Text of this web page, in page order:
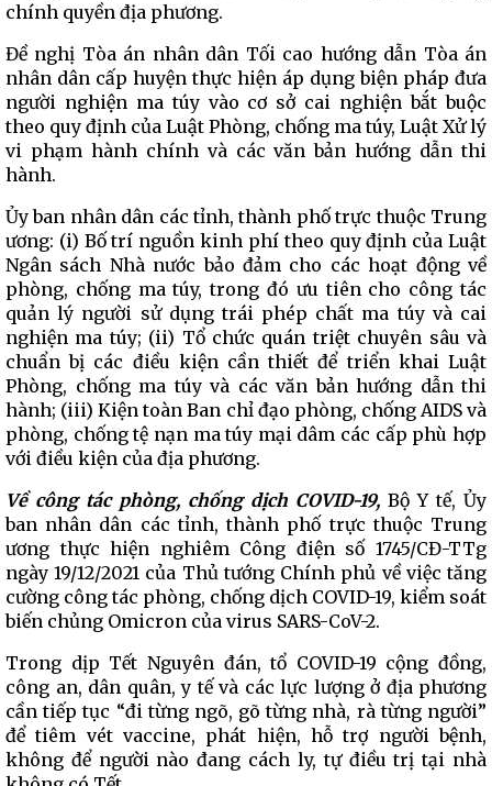
chính quyền địa phương.
Đề nghị Tòa án nhân dân Tối cao hướng dẫn Tòa án
nhân dân cấp huyện thực hiện áp dụng biện pháp đưa
người nghiện ma túy vào cơ sở cai nghiện bắt buộc
theo quy định của Luật Phòng, chống ma túy, Luật Xử lý
vi phạm hành chính và các văn bản hướng dẫn thi
hành.
Ủy ban nhân dân các tỉnh, thành phố trực thuộc Trung
ương: (i) Bố trí nguồn kinh phí theo quy định của Luật
Ngân sách Nhà nước bảo đảm cho các hoạt động về
phòng, chống ma túy, trong đó ưu tiên cho công tác
quản lý người sử dụng trái phép chất ma túy và cai
nghiện ma túy; (ii) Tổ chức quán triệt chuyên sâu và
chuẩn bị các điều kiện cần thiết để triển khai Luật
Phòng, chống ma túy và các văn bản hướng dẫn thi
hành; (iii) Kiện toàn Ban chỉ đạo phòng, chống AIDS và
phòng, chống tệ nạn ma túy mại dâm các cấp phù hợp
với điều kiện của địa phương.
Về công tác phòng, chống dịch COVID-19, Bộ Y tế, Ủy
ban nhân dân các tỉnh, thành phố trực thuộc Trung
ương thực hiện nghiêm Công điện số 1745/CĐ-TTg
ngày 19/12/2021 của Thủ tướng Chính phủ về việc tăng
cường công tác phòng, chống dịch COVID-19, kiểm soát
biến chủng Omicron của virus SARS-CoV-2.
Trong dịp Tết Nguyên đán, tổ COVID-19 cộng đồng,
công an, dân quân, y tế và các lực lượng ở địa phương
cần tiếp tục “đi từng ngõ, gõ từng nhà, rà từng người”
để tiêm vét vaccine, phát hiện, hỗ trợ người bệnh,
không để người nào đang cách ly, tự điều trị tại nhà